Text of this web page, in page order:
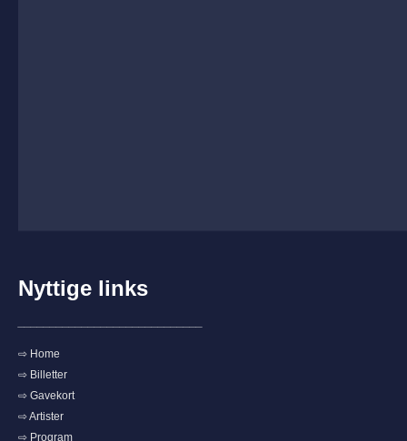
Nyttige links
⇨ Home
⇨ Billetter
⇨ Gavekort
⇨ Artister
⇨ Program